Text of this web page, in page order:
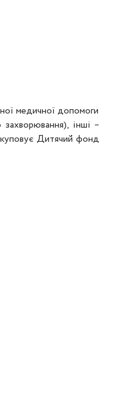
медичної допомоги
інші –
Дитячий фонд